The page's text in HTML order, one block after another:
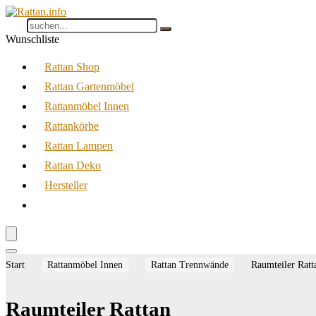
Wunschliste
Rattan Shop
Rattan Gartenmöbel
Rattanmöbel Innen
Rattankörbe
Rattan Lampen
Rattan Deko
Hersteller
Start Rattanmöbel Innen Rattan Trennwände Raumteiler
Raumteiler Rattan